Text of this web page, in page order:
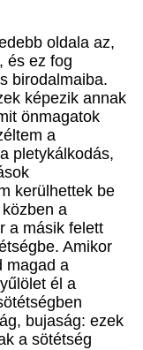
oldala az,
és ez fog
birodalmaiba.
képezik annak
önmagatok
a
pletykálkodás,
kerülhettek be
a
a másik felett
Amikor
magad a
él a
bujaság: ezek
a sötétség